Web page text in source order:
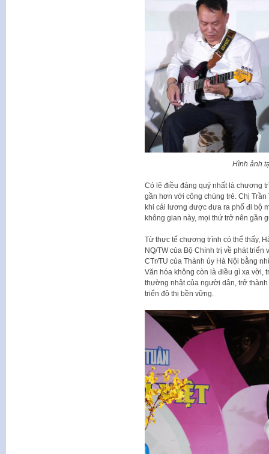
Hình ảnh
Có lẽ điều đáng quý nhất là chương
gần hơn với công chúng trẻ. Chị
khi cải lương được đưa ra phố đi bộ
không gian này, mọi thứ trở nên gần
Từ thực tế chương trình có thể thấy,
NQ/TW của Bộ Chính trị về phát
CTr/TU của Thành ủy Hà Nội bằng
Văn hóa không còn là điều gì xa vời,
thường nhật của người dân, trở
triển đô thị bền vững.